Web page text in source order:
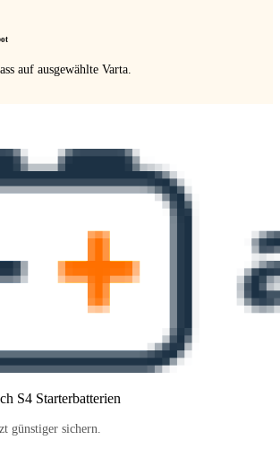
auf ausgewählte Varta.
S4 Starterbatterien
günstiger sichern.